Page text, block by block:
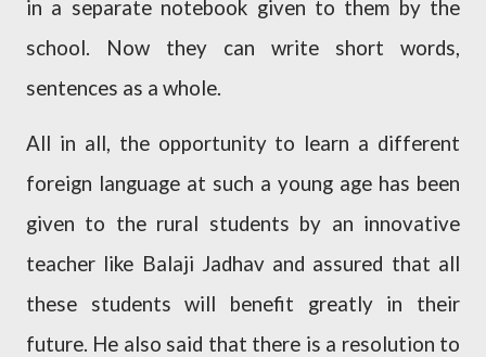
in a separate notebook given to them by the
school. Now they can write short words,
sentences as a whole.
All in all, the opportunity to learn a different
foreign language at such a young age has been
given to the rural students by an innovative
teacher like Balaji Jadhav and assured that all
these students will benefit greatly in their
future. He also said that there is a resolution to